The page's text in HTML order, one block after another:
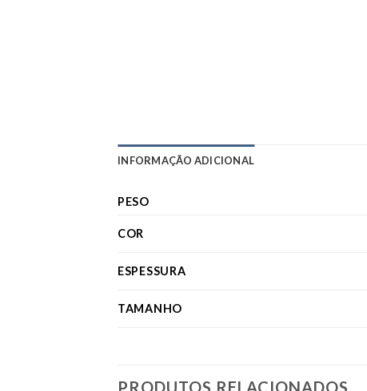
INFORMAÇÃO ADICIONAL
PESO
COR
ESPESSURA
TAMANHO
PRODUTOS RELACIONADOS